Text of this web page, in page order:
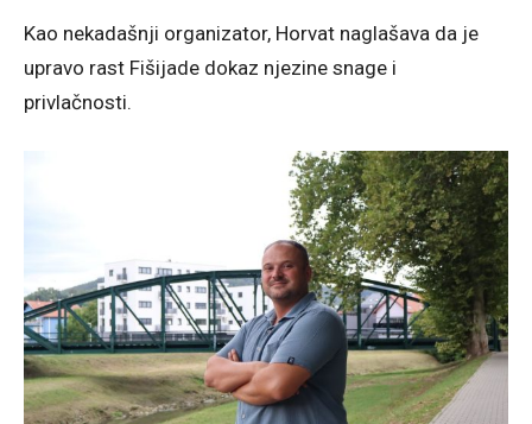
Kao nekadašnji organizator, Horvat naglašava da je
upravo rast Fišijade dokaz njezine snage i
privlačnosti.